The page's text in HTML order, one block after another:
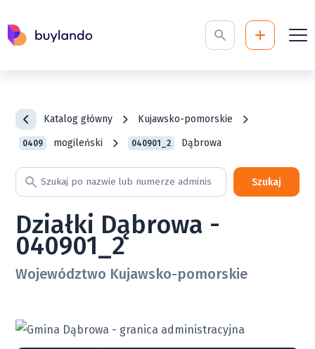
Katalog główny Kujawsko-pomorskie
0409 mogileński 040901_2 Dąbrowa
Szukaj
Działki Dąbrowa -
040901_2
Województwo Kujawsko-pomorskie